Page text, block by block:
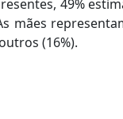
49%
mães
(16%).